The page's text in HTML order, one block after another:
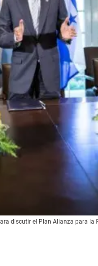
discutir el Plan Alianza para la